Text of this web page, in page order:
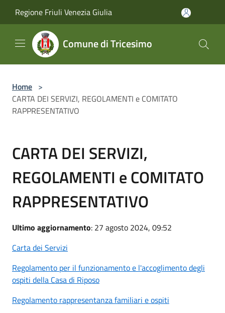
Regione Friuli Venezia Giulia
Comune di Tricesimo
Home >
CARTA DEI SERVIZI, REGOLAMENTI e COMITATO
RAPPRESENTATIVO
CARTA DEI SERVIZI,
REGOLAMENTI e COMITATO
RAPPRESENTATIVO
Ultimo aggiornamento: 27 agosto 2024, 09:52
Carta dei Servizi
Regolamento per il funzionamento e l'accoglimento degli
ospiti della Casa di Riposo
Regolamento rappresentanza familiari e ospiti